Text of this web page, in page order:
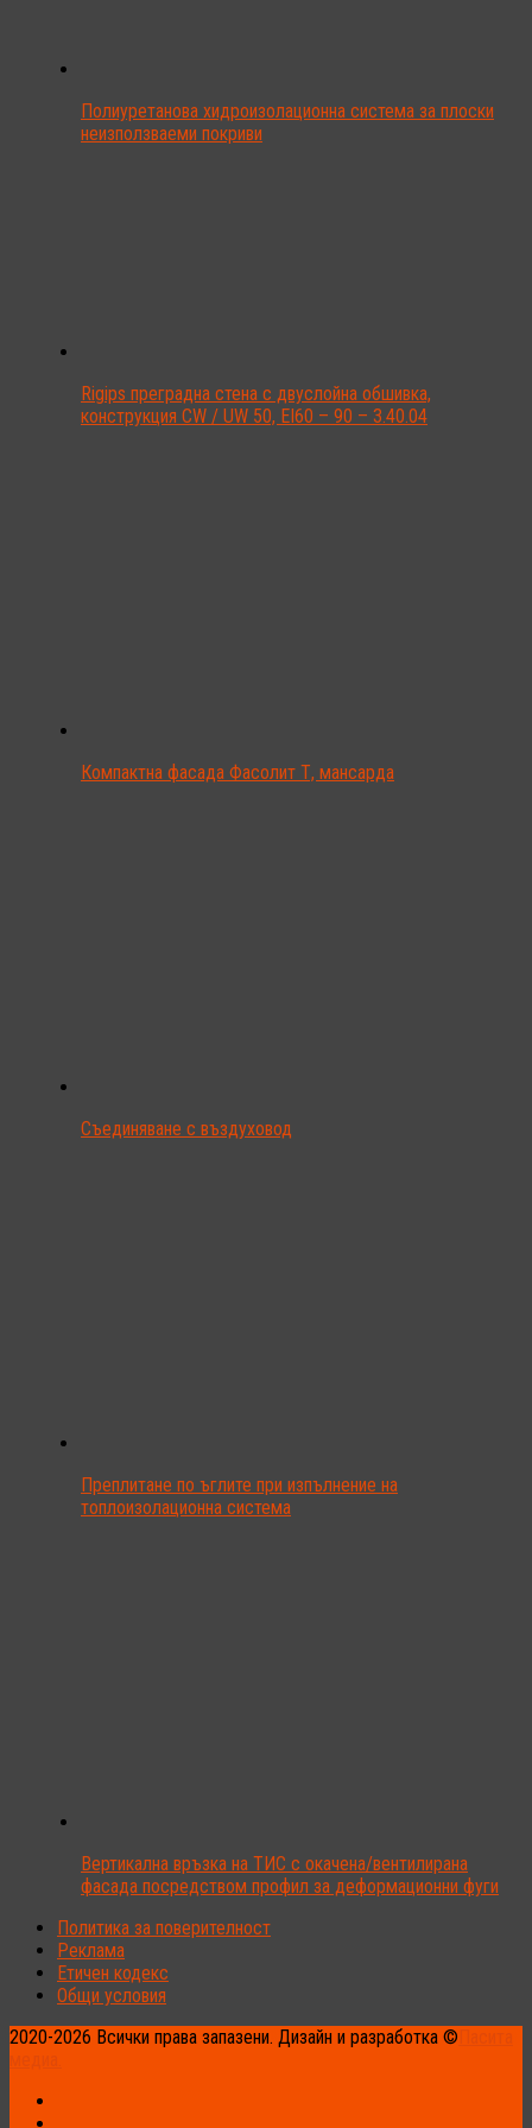
Полиуретанова хидроизолационна система за плоски
неизползваеми покриви
Rigips преградна стена с двуслойна обшивка,
конструкция CW / UW 50, EI60 – 90 – 3.40.04
Компактна фасада Фасолит Т, мансарда
Съединяване с въздуховод
Преплитане по ъглите при изпълнение на
топлоизолационна система
Вертикална връзка на ТИС с окачена/вентилирана
фасада посредством профил за деформационни фуги
Политика за поверителност
Реклама
Етичен кодекс
Общи условия
2020-2026 Всички права запазени. Дизайн и разработка ©